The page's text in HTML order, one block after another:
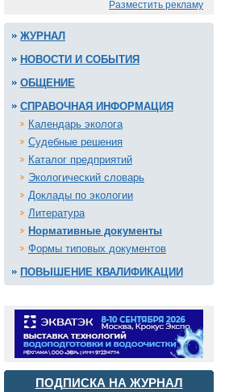
Разместить рекламу
ЖУРНАЛ
НОВОСТИ И СОБЫТИЯ
ОБЩЕНИЕ
СПРАВОЧНАЯ ИНФОРМАЦИЯ
Календарь эколога
Судебные решения
Каталог предприятий
Экологический словарь
Доклады по экологии
Литература
Нормативные документы
Формы типовых документов
ПОВЫШЕНИЕ КВАЛИФИКАЦИИ
ПОДПИСКА НА ЖУРНАЛ